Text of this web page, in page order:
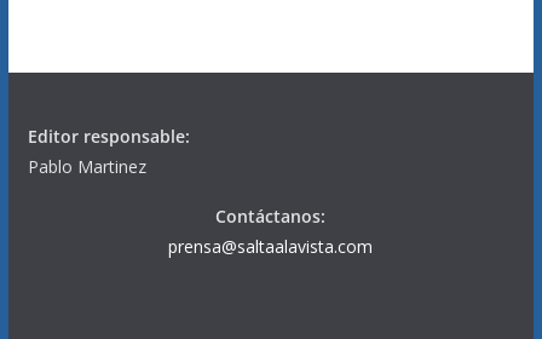
Editor responsable:
Pablo Martinez
Contáctanos:
prensa@saltaalavista.com